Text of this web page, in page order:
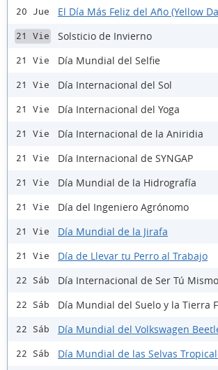
20 Jue El Día Más Feliz del Año (Yellow
21 Vie Solsticio de Invierno
21 Vie Día Mundial del Selfie
21 Vie Día Internacional del Sol
21 Vie Día Internacional del Yoga
21 Vie Día Internacional de la Aniridia
21 Vie Día Internacional de SYNGAP
21 Vie Día Mundial de la Hidrografía
21 Vie Día del Ingeniero Agrónomo
21 Vie Día Mundial de la Jirafa
21 Vie Día de Llevar tu Perro al Trabajo
22 Sáb Día Internacional de Ser Tú Mismo
22 Sáb Día Mundial del Suelo y la Tierra
22 Sáb Día Mundial del Volkswagen
22 Sáb Día Mundial de las Selvas